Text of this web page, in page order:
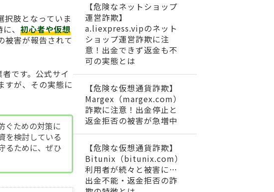
肢となっていま
、 初心者や仮想
被害が報告されて
です。公式サイ
すが、その実態に
ぐための対策に
を検討している
るために、ぜひ
【危険なネットショップ
運営詐欺】
a.liexpress.vipのネット
ショップ運営詐欺に注
意！出金できず返金も不
可の実態とは
【危険な仮想通貨詐欺】
Margex（margex.com）
詐欺に注意！出金停止と
返金拒否の被害が急増中
【危険な仮想通貨詐欺】
Bitunix（bitunix.com）
利用者が続々と被害に…
出金不能・返金拒否の詐